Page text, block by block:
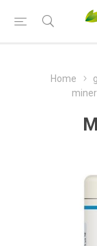
Home